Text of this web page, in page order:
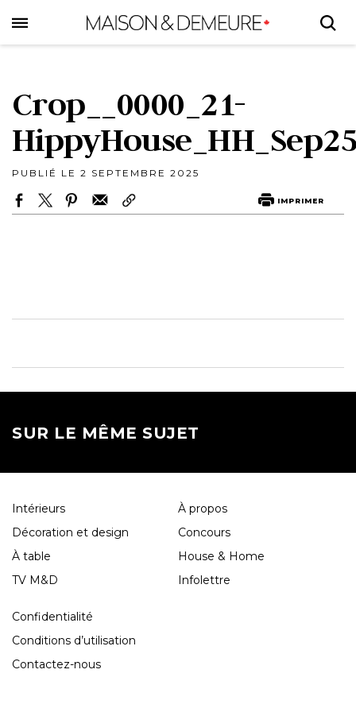
to
main
Crop__0000_21-
PUBLIÉ LE 2 SEPTEMBRE 2025
IMPRIMER
SUR LE MÊME SUJET
Intérieurs
Décoration et design
À table
TV M&D
À propos
Concours
House & Home
Infolettre
Confidentialité
Conditions d’utilisation
Contactez-nous